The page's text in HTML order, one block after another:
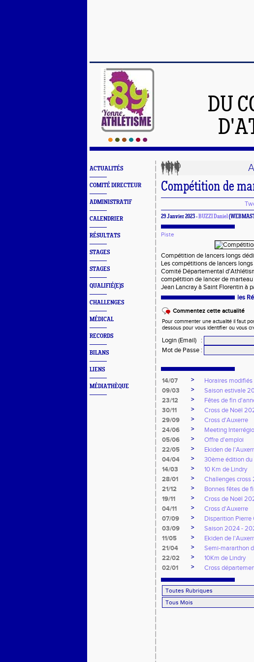
DU
ACTUALITÉS
COMITÉ DIRECTEUR
ADMINISTRATIF
CALENDRIER
RÉSULTATS
STAGES
STAGES
QUALIFIÉ(E)S
CHALLENGES
MÉDICAL
RECORDS
BILANS
LIENS
MÉDIATHÈQUE
Compétition de
29 Janvier 2023 -BUZZI Daniel
Piste
Compétition de lancers longs
Les compétitions de lancers
Comité Départemental
compétition de lancer de
Jean Lancray à Saint Florentin à
les
Commentez cette actualité
Pour commenter une actualité il faut
dessous pour vous identifier ou vous
Login (Email)
:
Mot de Passe :
14/07 >
Horaires modifiés
09/03
>
Saison estivale
23/12
>
Fêtes de fin
30/11
>
Cross de Noël
29/09
>
Cross d'Auxerre
24/06
>
Meeting
05/06
>
Offre d'emploi
22/05
>
Ekiden de
04/04
>
30ème édition
14/03
>
10 Km de Lindry
28/01
>
Challenges cross
21/12
>
Bonnes fêtes de
19/11
>
Cross de Noël
04/11
>
Cross d'Auxerre
07/09
>
Disparition Pierre
03/09
>
Saison 2024 -
11/05
>
Ekiden de
21/04
>
Semi-mararthon
22/02
>
10Km de Lindry
02/01
> Cross